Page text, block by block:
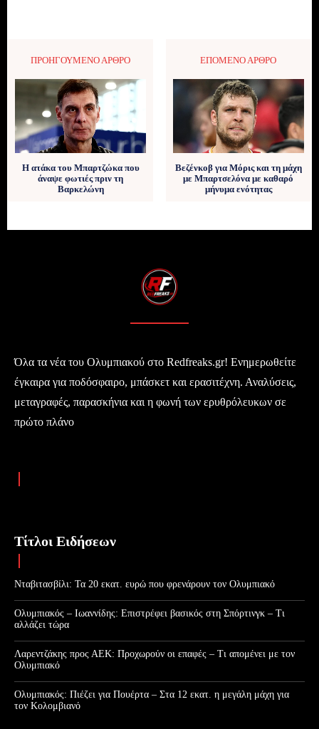
ΠΡΟΗΓΟΎΜΕΝΟ ΆΡΘΡΟ
Η ατάκα του Μπαρτζώκα που
άναψε φωτιές πριν τη
Βαρκελώνη
ΕΠΌΜΕΝΟ ΆΡΘΡΟ
Βεζένκοβ για Μόρις και τη μάχη
με Μπαρτσελόνα με καθαρό
μήνυμα ενότητας
Όλα τα νέα του Ολυμπιακού στο Redfreaks.gr! Ενημερωθείτε
έγκαιρα για ποδόσφαιρο, μπάσκετ και ερασιτέχνη. Αναλύσεις,
μεταγραφές, παρασκήνια και η φωνή των ερυθρόλευκων σε
πρώτο πλάνο
Τίτλοι Ειδήσεων
Νταβιτασβίλι: Τα 20 εκατ. ευρώ που φρενάρουν τον Ολυμπιακό
Ολυμπιακός – Ιωαννίδης: Επιστρέφει βασικός στη Σπόρτινγκ – Τι
αλλάζει τώρα
Λαρεντζάκης προς ΑΕΚ: Προχωρούν οι επαφές – Τι απομένει με τον
Ολυμπιακό
Ολυμπιακός: Πιέζει για Πουέρτα – Στα 12 εκατ. η μεγάλη μάχη για
τον Κολομβιανό